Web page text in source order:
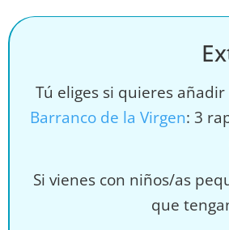
Tú eliges si quieres
Barranco de la Virgen: 3
Si vienes con niños/as
que